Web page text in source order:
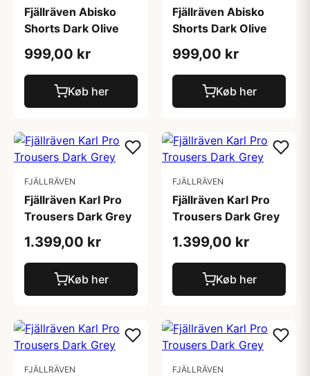
Fjällräven Abisko
Shorts Dark Olive
999,00 kr
Køb her
Fjällräven Abisko
Shorts Dark Olive
999,00 kr
Køb her
FJÄLLRÄVEN
Fjällräven Karl Pro
Trousers Dark Grey
1.399,00 kr
Køb her
FJÄLLRÄVEN
Fjällräven Karl Pro
Trousers Dark Grey
1.399,00 kr
Køb her
FJÄLLRÄVEN FJÄLLRÄVEN